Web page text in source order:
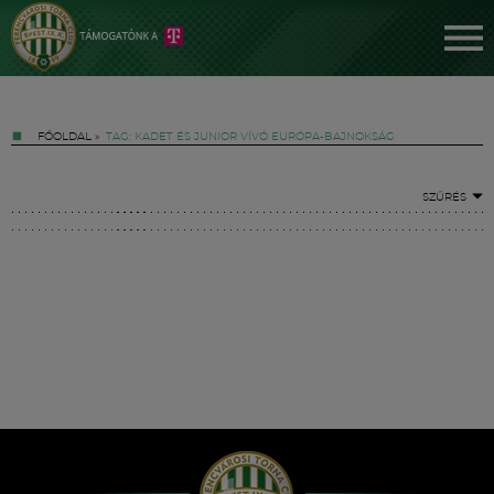
FŐOLDAL » TAG: KADET ÉS JUNIOR VÍVÓ EURÓPA-BAJNOKSÁG
SZŰRÉS
Hírek